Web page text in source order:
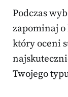
Podczas
zapominaj
który oceni
Twojego